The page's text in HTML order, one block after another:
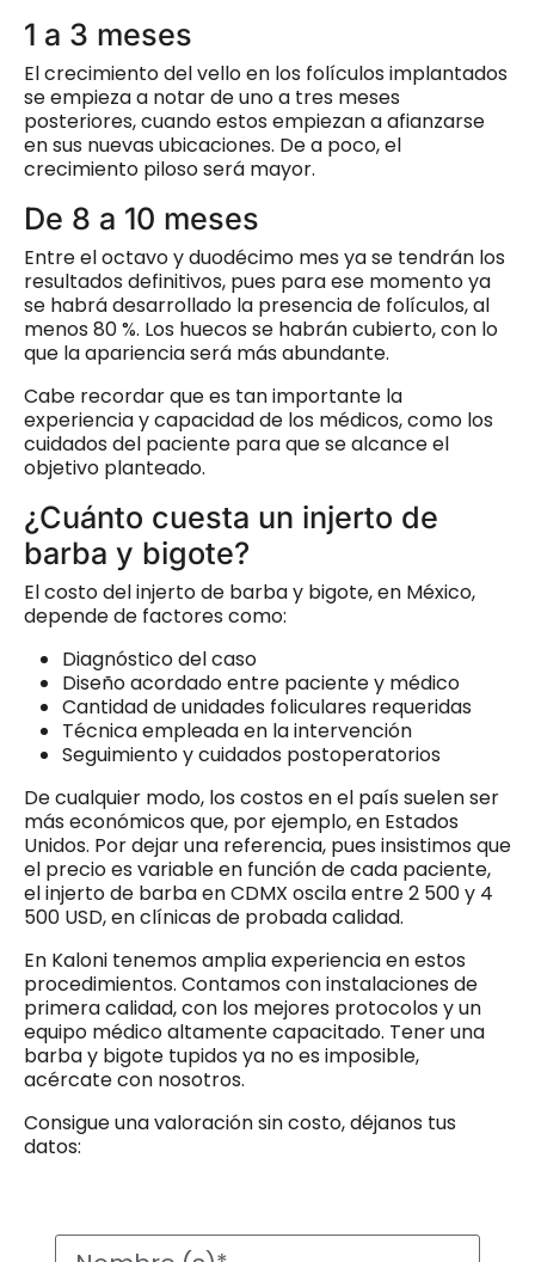
1 a 3 meses
El crecimiento del vello en los folículos implantados
se empieza a notar de uno a tres meses
posteriores, cuando estos empiezan a afianzarse
en sus nuevas ubicaciones. De a poco, el
crecimiento piloso será mayor.
De 8 a 10 meses
Entre el octavo y duodécimo mes ya se tendrán los
resultados definitivos, pues para ese momento ya
se habrá desarrollado la presencia de folículos, al
menos 80 %. Los huecos se habrán cubierto, con lo
que la apariencia será más abundante.
Cabe recordar que es tan importante la
experiencia y capacidad de los médicos, como los
cuidados del paciente para que se alcance el
objetivo planteado.
¿Cuánto cuesta un injerto de
barba y bigote?
El costo del injerto de barba y bigote, en México,
depende de factores como:
Diagnóstico del caso
Diseño acordado entre paciente y médico
Cantidad de unidades foliculares requeridas
Técnica empleada en la intervención
Seguimiento y cuidados postoperatorios
De cualquier modo, los costos en el país suelen ser
más económicos que, por ejemplo, en Estados
Unidos. Por dejar una referencia, pues insistimos que
el precio es variable en función de cada paciente,
el injerto de barba en CDMX oscila entre 2 500 y 4
500 USD, en clínicas de probada calidad.
En Kaloni tenemos amplia experiencia en estos
procedimientos. Contamos con instalaciones de
primera calidad, con los mejores protocolos y un
equipo médico altamente capacitado. Tener una
barba y bigote tupidos ya no es imposible,
acércate con nosotros.
Consigue una valoración sin costo, déjanos tus
datos: